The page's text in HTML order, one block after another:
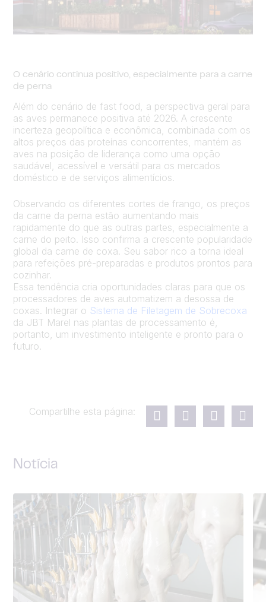
O cenário continua positivo, especialmente para a carne
de perna
Além do cenário de fast food, a perspectiva geral para
as aves permanece positiva até 2026. A crescente
incerteza geopolítica e econômica, combinada com os
altos preços das proteínas concorrentes, mantém as
aves na posição de liderança como uma opção
saudável, acessível e versátil para os mercados
doméstico e de serviços alimentícios.
Observando os diferentes cortes de frango, os preços
da carne da perna estão aumentando mais
rapidamente do que as outras partes, especialmente a
carne do peito. Isso confirma a crescente popularidade
global da carne de coxa. Seu sabor rico a torna ideal
para refeições pré-preparadas e produtos prontos para
cozinhar.
Essa tendência cria oportunidades claras para que os
processadores de aves automatizem a desossa de
coxas. Integrar o Sistema de Filetagem de Sobrecoxa
da JBT Marel nas plantas de processamento é,
portanto, um investimento inteligente e pronto para o
futuro.
Compartilhe esta página:
Notícia